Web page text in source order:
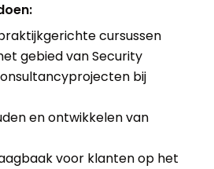
cursussen
gebied van Security
bij
en ontwikkelen van
voor klanten op het